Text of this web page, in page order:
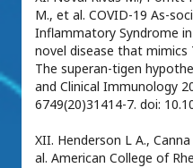
M., et al. COVID-19 As-
Inflammatory Syndrome in
novel disease that mimics
The superan-tigen
and Clinical Immunology
6749(20)31414-7. doi:
XII. Henderson L A.,
al. American College of